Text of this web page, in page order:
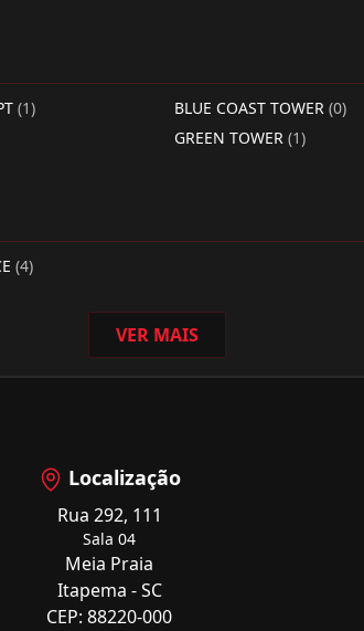
(1) BLUE COAST TOWER (0)
GREEN TOWER (1)
(4)
VER MAIS
Localização
Rua 292, 111
Sala 04
Meia Praia
Itapema - SC
CEP: 88220-000